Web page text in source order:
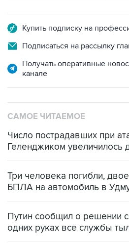
Подписаться на рассылку
Получать оперативные
Число пострадавших при
Три человека погибли,
Путин сообщил о решении
Как российские